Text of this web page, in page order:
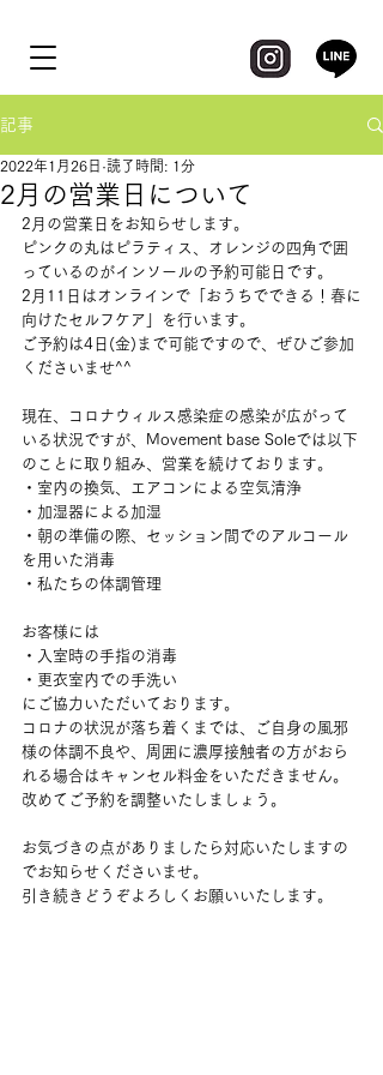
記事
2月の営業日について
2022年1月26日 読了時間: 1分
2月の営業日をお知らせします。
ピンクの丸はピラティス、オレンジの四角で囲
っているのがインソールの予約可能日です。
2月11日はオンラインで「おうちでできる！春に
向けたセルフケア」を行います。
ご予約は4日(金)まで可能ですので、ぜひご参加
くださいませ^^
現在、コロナウィルス感染症の感染が広がって
いる状況ですが、Movement base Soleでは以下
のことに取り組み、営業を続けております。
・室内の換気、エアコンによる空気清浄
・加湿器による加湿
・朝の準備の際、セッション間でのアルコール
を用いた消毒
・私たちの体調管理
お客様には
・入室時の手指の消毒
・更衣室内での手洗い
にご協力いただいております。
コロナの状況が落ち着くまでは、ご自身の風邪
様の体調不良や、周囲に濃厚接触者の方がおら
れる場合はキャンセル料金をいただきません。
改めてご予約を調整いたしましょう。
お気づきの点がありましたら対応いたしますの
でお知らせくださいませ。
引き続きどうぞよろしくお願いいたします。